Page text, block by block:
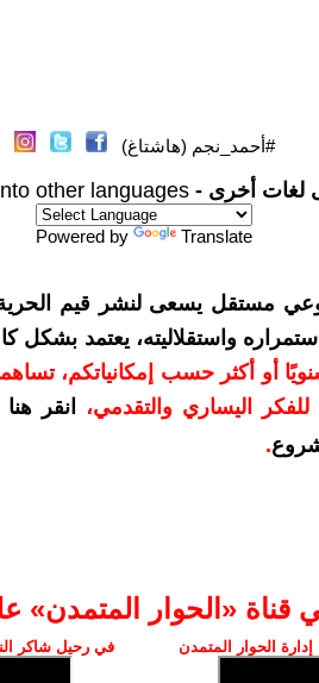
#أحمد_نجم (هاشتاغ)
لغات أخرى - other languages
Powered by Translate
مستقل يسعى لنشر قيم الحرية،
واستقلاليته، يعتمد
10 دولارات سنويًا أو أكثر حسب
اليساري والتقدمي،
انقر
.
قناة ‫«الحوار المتمدن»
الحوار المتمدن في رحيل شاكر